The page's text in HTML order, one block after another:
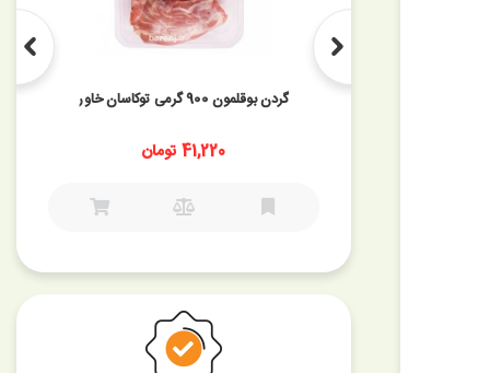
گردن بوقلمون 900 گرمی توکاسان خاور
41,220 تومان